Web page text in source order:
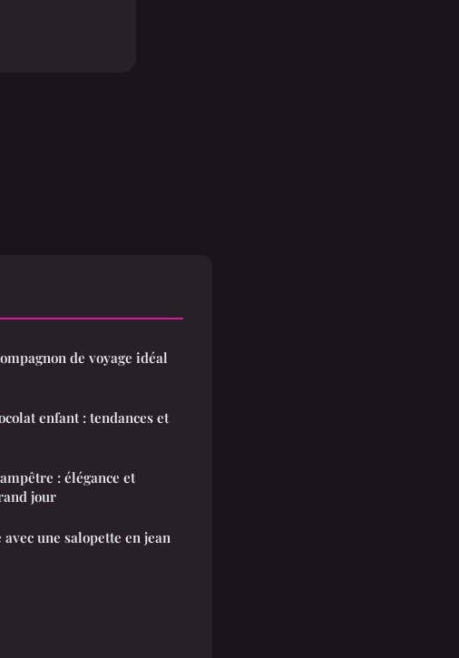
de voyage idéal
enfant : tendances et
: élégance et
jour
une salopette en jean